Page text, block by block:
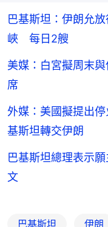
巴基斯坦：伊朗允
峽 每日2艘
美媒：白宮擬周末
席
外媒：美國擬提出
基斯坦轉交伊朗
巴基斯坦總理表示
文
巴基斯坦 伊朗